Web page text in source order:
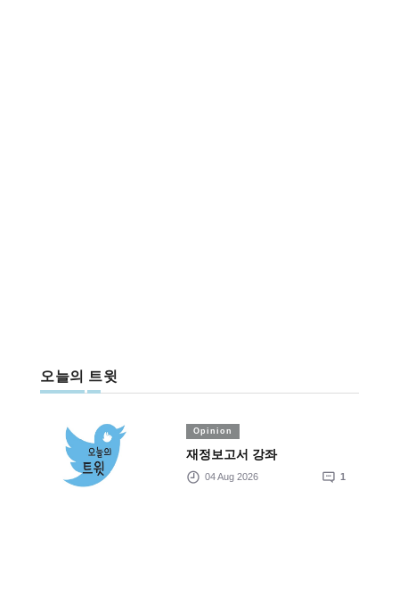
오늘의 트윗
Opinion
재정보고서 강좌
04 Aug 2026 1